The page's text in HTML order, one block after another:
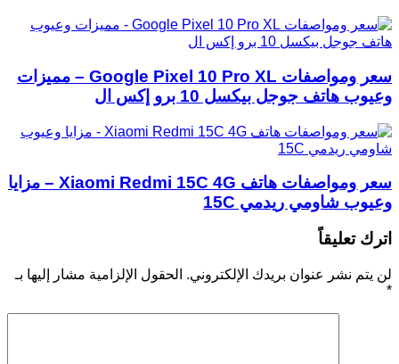
سعر ومواصفات Google Pixel 10 Pro XL – مميزات
وعيوب هاتف جوجل بيكسل 10 برو إكس ال
سعر ومواصفات هاتف Xiaomi Redmi 15C 4G – مزايا
وعيوب شاومي ريدمي 15C
اترك تعليقاً
لن يتم نشر عنوان بريدك الإلكتروني. الحقول الإلزامية مشار إليها بـ
*